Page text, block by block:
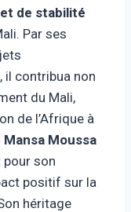
de stabilité
Par ses
il contribua non
du Mali,
de l’Afrique à
Moussa
pour son
positif sur la
héritage